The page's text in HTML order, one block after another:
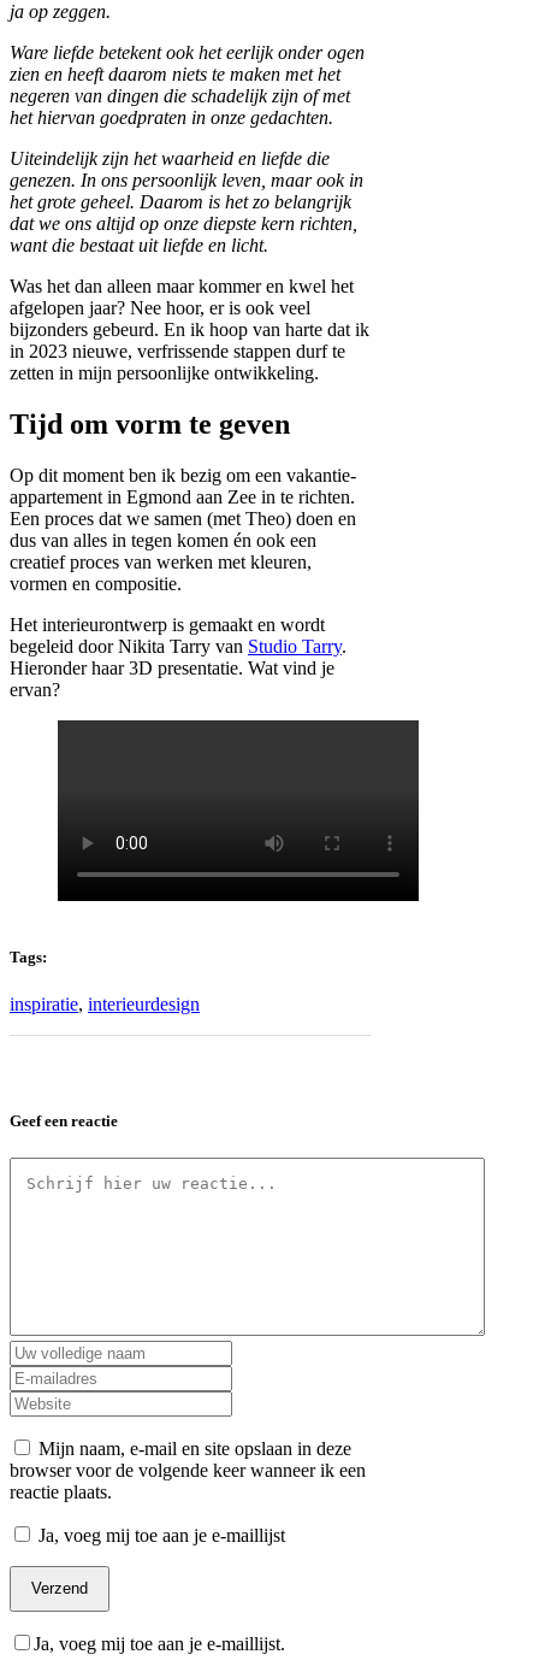
ja op zeggen.
Ware liefde betekent ook het eerlijk onder ogen
zien en heeft daarom niets te maken met het
negeren van dingen die schadelijk zijn of met
het hiervan goedpraten in onze gedachten.
Uiteindelijk zijn het waarheid en liefde die
genezen. In ons persoonlijk leven, maar ook in
het grote geheel. Daarom is het zo belangrijk
dat we ons altijd op onze diepste kern richten,
want die bestaat uit liefde en licht.
Was het dan alleen maar kommer en kwel het
afgelopen jaar? Nee hoor, er is ook veel
bijzonders gebeurd. En ik hoop van harte dat ik
in 2023 nieuwe, verfrissende stappen durf te
zetten in mijn persoonlijke ontwikkeling.
Tijd om vorm te geven
Op dit moment ben ik bezig om een vakantie-
appartement in Egmond aan Zee in te richten.
Een proces dat we samen (met Theo) doen en
dus van alles in tegen komen én ook een
creatief proces van werken met kleuren,
vormen en compositie.
Het interieurontwerp is gemaakt en wordt
begeleid door Nikita Tarry van Studio Tarry.
Hieronder haar 3D presentatie. Wat vind je
ervan?
Tags:
inspiratie, interieurdesign
Geef een reactie
Mijn naam, e-mail en site opslaan in deze
browser voor de volgende keer wanneer ik een
reactie plaats.
Ja, voeg mij toe aan je e-maillijst
Ja, voeg mij toe aan je e-maillijst.